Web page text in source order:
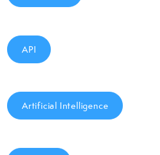
API
Artificial Intelligence